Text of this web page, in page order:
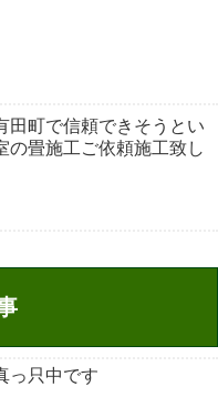
田町で信頼できそうとい
の畳施工ご依頼施工致し
っ只中です